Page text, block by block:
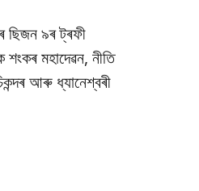
ছিজন ৯ৰ ট্ৰফী
মহাদেৱন, নীতি
আৰু ধ্যানেশ্বৰী